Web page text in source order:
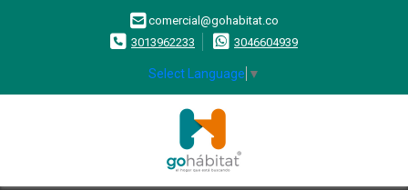
comercial@gohabitat.co
3013962233
3046604939
Select Language ▼